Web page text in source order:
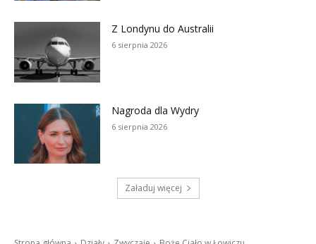
Z Londynu do Australii
6 sierpnia 2026
Nagroda dla Wydry
6 sierpnia 2026
Załaduj więcej